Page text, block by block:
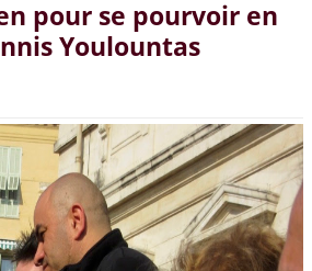
pour se pourvoir en
Youlountas